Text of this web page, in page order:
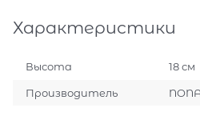
Характеристики
Высота 18 см
Производитель